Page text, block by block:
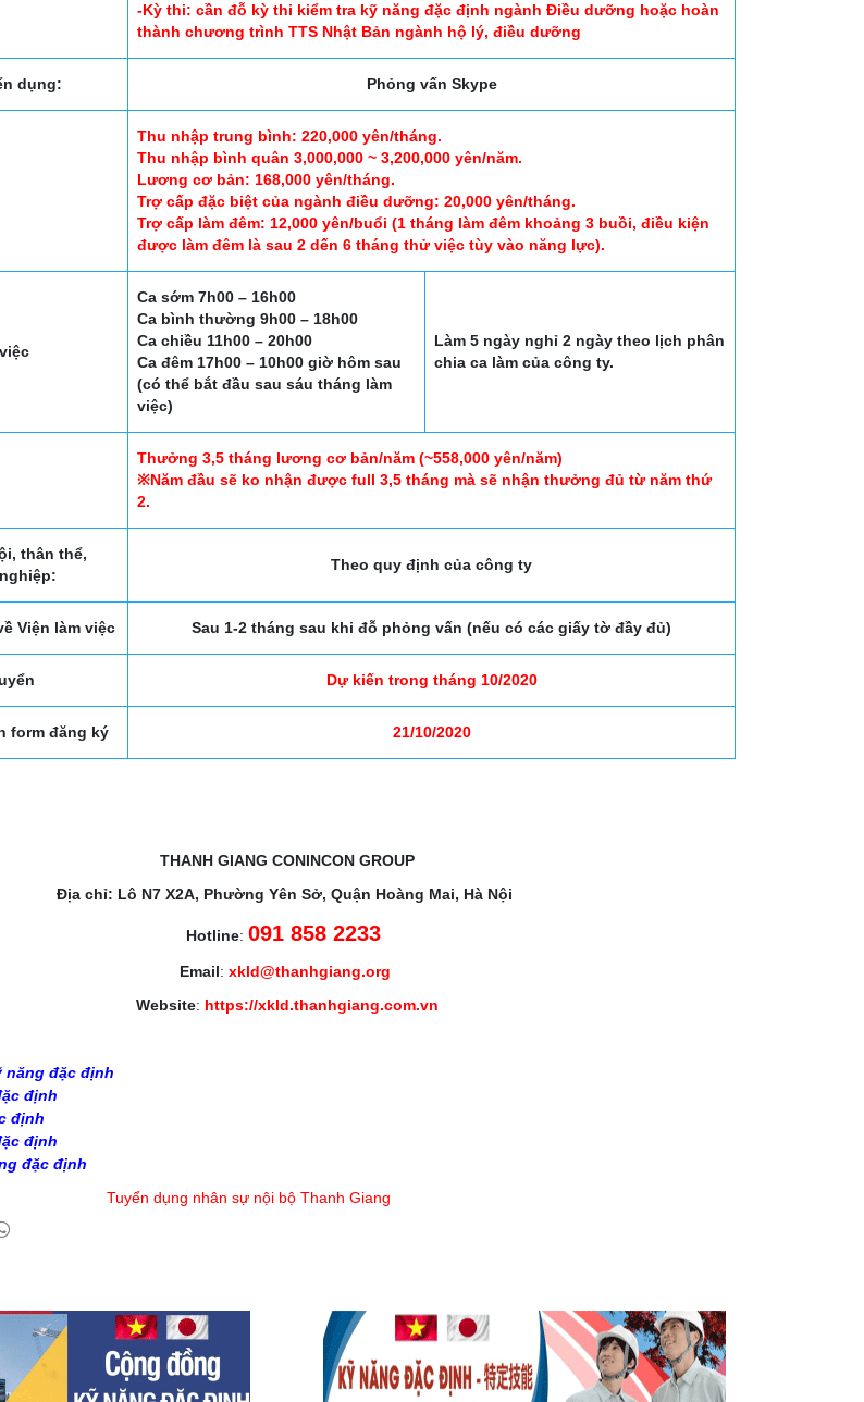
-Kỳ thi: cần đỗ kỳ thi kiểm tra kỹ năng đặc định ngành Điều dưỡng hoặc hoàn
thành chương trình TTS Nhật Bản ngành hộ lý, điều dưỡng
dụng: Phỏng vấn Skype
Thu nhập trung bình: 220,000 yên/tháng.
Thu nhập bình quân 3,000,000 ~ 3,200,000 yên/năm.
Lương cơ bản: 168,000 yên/tháng.
Trợ cấp đặc biệt của ngành điều dưỡng: 20,000 yên/tháng.
Trợ cấp làm đêm: 12,000 yên/buổi (1 tháng làm đêm khoảng 3 buồi, điều kiện
được làm đêm là sau 2 dến 6 tháng thử việc tùy vào năng lực).
Ca sớm 7h00 – 16h00
Ca bình thường 9h00 – 18h00
Ca chiều 11h00 – 20h00
Ca đêm 17h00 – 10h00 giờ hôm sau
(có thể bắt đầu sau sáu tháng làm
việc)
Làm 5 ngày nghỉ 2 ngày theo lịch phân
chia ca làm của công ty.
Thưởng 3,5 tháng lương cơ bản/năm (~558,000 yên/năm)
※Năm đầu sẽ ko nhận được full 3,5 tháng mà sẽ nhận thưởng đủ từ năm thứ
2.
thân thể,
Theo quy định của công ty
Viện làm việc Sau 1-2 tháng sau khi đỗ phỏng vấn (nếu có các giấy tờ đầy đủ)
Dự kiến trong tháng 10/2020
form đăng ký 21/10/2020
THANH GIANG CONINCON GROUP
Địa chỉ: Lô N7 X2A, Phường Yên Sở, Quận Hoàng Mai, Hà Nội
Hotline:091 858 2233
Email: xkld@thanhgiang.org
Website: https://xkld.thanhgiang.com.vn
năng đặc định
định
định
định
đặc định
Tuyển dụng nhân sự nội bộ Thanh Giang